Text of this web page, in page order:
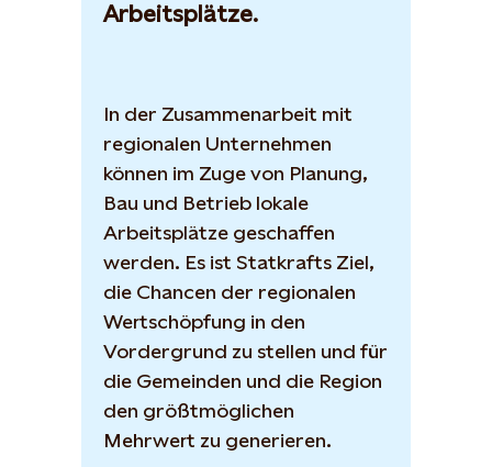
Arbeitsplätze.
In der Zusammenarbeit mit
regionalen Unternehmen
können im Zuge von Planung,
Bau und Betrieb lokale
Arbeitsplätze geschaffen
werden. Es ist Statkrafts Ziel,
die Chancen der regionalen
Wertschöpfung in den
Vordergrund zu stellen und für
die Gemeinden und die Region
den größtmöglichen
Mehrwert zu generieren.